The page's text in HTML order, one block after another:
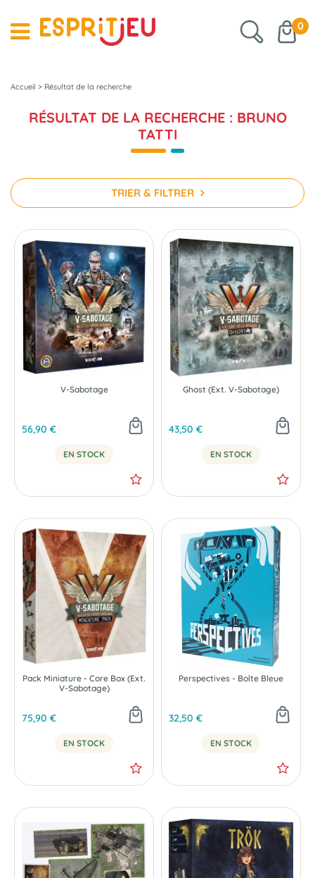
0
Accueil > Résultat de la recherche
RÉSULTAT DE LA RECHERCHE : BRUNO
TATTI
TRIER & FILTRER
V-Sabotage
56,90 €
EN STOCK
Ghost (Ext. V-Sabotage)
43,50 €
EN STOCK
Pack Miniature - Core Box (Ext.
V-Sabotage)
75,90 €
EN STOCK
Perspectives - Boîte Bleue
32,50 €
EN STOCK